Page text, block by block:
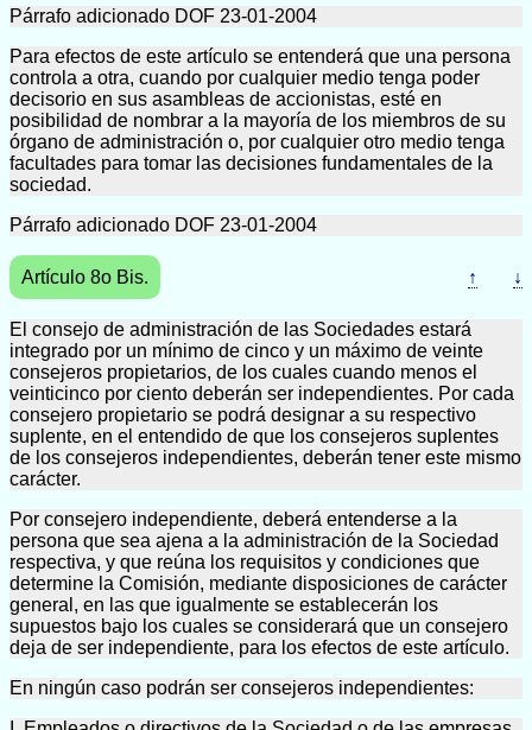
Párrafo adicionado DOF 23-01-2004
Para efectos de este artículo se entenderá que una persona
controla a otra, cuando por cualquier medio tenga poder
decisorio en sus asambleas de accionistas, esté en
posibilidad de nombrar a la mayoría de los miembros de su
órgano de administración o, por cualquier otro medio tenga
facultades para tomar las decisiones fundamentales de la
sociedad.
Párrafo adicionado DOF 23-01-2004
Artículo 8o Bis. ↑ ↓
El consejo de administración de las Sociedades estará
integrado por un mínimo de cinco y un máximo de veinte
consejeros propietarios, de los cuales cuando menos el
veinticinco por ciento deberán ser independientes. Por cada
consejero propietario se podrá designar a su respectivo
suplente, en el entendido de que los consejeros suplentes
de los consejeros independientes, deberán tener este mismo
carácter.
Por consejero independiente, deberá entenderse a la
persona que sea ajena a la administración de la Sociedad
respectiva, y que reúna los requisitos y condiciones que
determine la Comisión, mediante disposiciones de carácter
general, en las que igualmente se establecerán los
supuestos bajo los cuales se considerará que un consejero
deja de ser independiente, para los efectos de este artículo.
En ningún caso podrán ser consejeros independientes: